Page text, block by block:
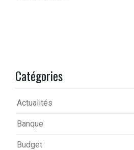
Catégories
Actualités
Banque
Budget